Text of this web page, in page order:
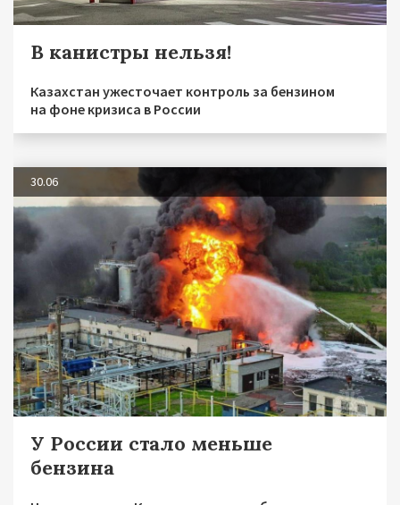
В канистры нельзя!
Казахстан ужесточает контроль за бензином
на фоне кризиса в России
30.06
У России стало меньше
бензина